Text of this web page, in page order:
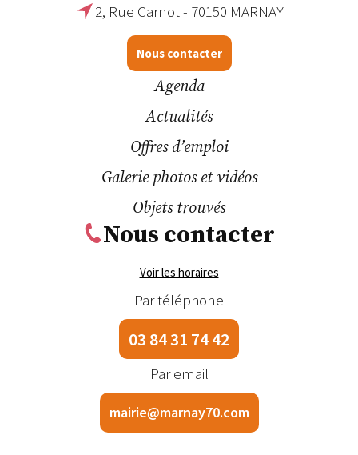
2, Rue Carnot - 70150 MARNAY
Nous contacter
Agenda
Actualités
Offres d’emploi
Galerie photos et vidéos
Objets trouvés
Nous contacter
Voir les horaires
Par téléphone
03 84 31 74 42
Par email
mairie@marnay70.com